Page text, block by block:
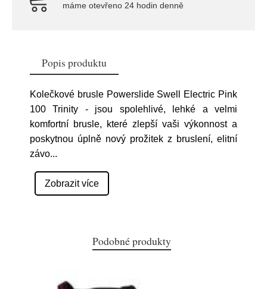
máme otevřeno 24 hodin denně
Popis produktu
Kolečkové brusle Powerslide Swell Electric Pink
100 Trinity - jsou spolehlivé, lehké a velmi
komfortní brusle, které zlepší vaši výkonnost a
poskytnou úplně nový prožitek z bruslení, elitní
závo...
Zobrazit více
Podobné produkty